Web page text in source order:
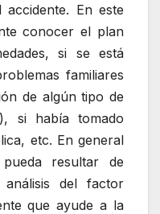
En este
conocer el plan
si se está
familiares
de algún tipo de
si había tomado
etc. En general
resultar de
del factor
que ayude a la